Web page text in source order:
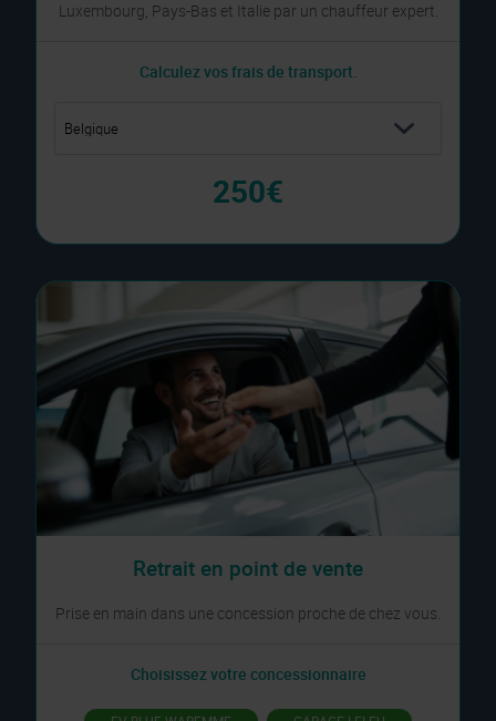
Luxembourg, Pays-Bas et Italie par un chauffeur expert.
Calculez vos frais de transport.
250€
Retrait en point de vente
Prise en main dans une concession proche de chez vous.
Choisissez votre concessionnaire